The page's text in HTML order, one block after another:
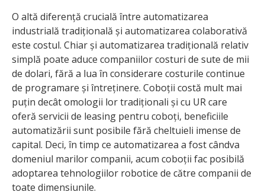
O altă diferență crucială între automatizarea
industrială tradițională și automatizarea colaborativă
este costul. Chiar și automatizarea tradițională relativ
simplă poate aduce companiilor costuri de sute de mii
de dolari, fără a lua în considerare costurile continue
de programare și întreținere. Coboții costă mult mai
puțin decât omologii lor tradiționali și cu UR care
oferă servicii de leasing pentru coboți, beneficiile
automatizării sunt posibile fără cheltuieli imense de
capital. Deci, în timp ce automatizarea a fost cândva
domeniul marilor companii, acum coboții fac posibilă
adoptarea tehnologiilor robotice de către companii de
toate dimensiunile.